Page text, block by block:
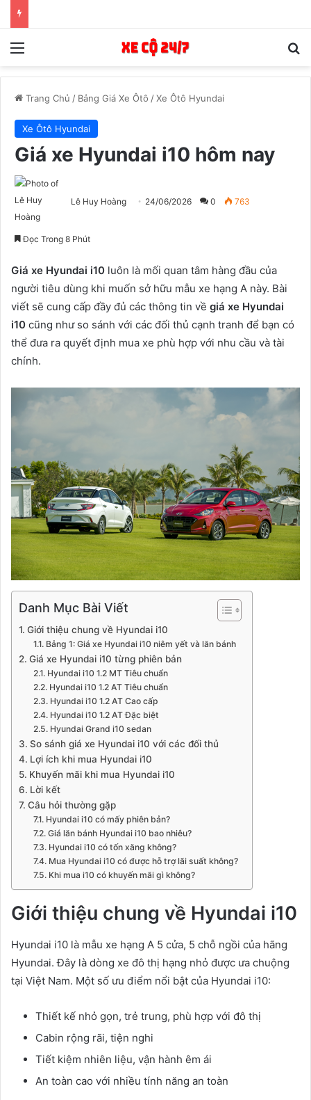
Menu
Trang Chủ / Bảng Giá Xe Ôtô /Xe Ôtô Hyundai
Xe Ôtô Hyundai
Giá xe Hyundai i10 hôm nay
Lê Huy Hoàng 24/06/2026 0 763
Đọc Trong 8 Phút
Giá xe Hyundai i10 luôn là mối quan tâm hàng đầu của
người tiêu dùng khi muốn sở hữu mẫu xe hạng A này. Bài
viết sẽ cung cấp đầy đủ các thông tin về giá xe Hyundai
i10 cũng như so sánh với các đối thủ cạnh tranh để bạn có
thể đưa ra quyết định mua xe phù hợp với nhu cầu và tài
chính.
Danh Mục Bài Viết
Giới thiệu chung về Hyundai i10
Bảng 1: Giá xe Hyundai i10 niêm yết và lăn bánh
Giá xe Hyundai i10 từng phiên bản
Hyundai i10 1.2 MT Tiêu chuẩn
Hyundai i10 1.2 AT Tiêu chuẩn
Hyundai i10 1.2 AT Cao cấp
Hyundai i10 1.2 AT Đặc biệt
Hyundai Grand i10 sedan
So sánh giá xe Hyundai i10 với các đối thủ
Lợi ích khi mua Hyundai i10
Khuyến mãi khi mua Hyundai i10
Lời kết
Câu hỏi thường gặp
Hyundai i10 có mấy phiên bản?
Giá lăn bánh Hyundai i10 bao nhiêu?
Hyundai i10 có tốn xăng không?
Mua Hyundai i10 có được hỗ trợ lãi suất không?
Khi mua i10 có khuyến mãi gì không?
Giới thiệu chung về Hyundai i10
Hyundai i10 là mẫu xe hạng A 5 cửa, 5 chỗ ngồi của hãng
Hyundai. Đây là dòng xe đô thị hạng nhỏ được ưa chuộng
tại Việt Nam. Một số ưu điểm nổi bật của Hyundai i10:
Thiết kế nhỏ gọn, trẻ trung, phù hợp với đô thị
Cabin rộng rãi, tiện nghi
Tiết kiệm nhiên liệu, vận hành êm ái
An toàn cao với nhiều tính năng an toàn